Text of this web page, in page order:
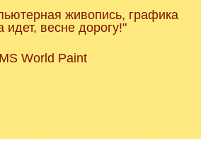
живопись, графика
идет, весне дорогу!"
MS World Paint